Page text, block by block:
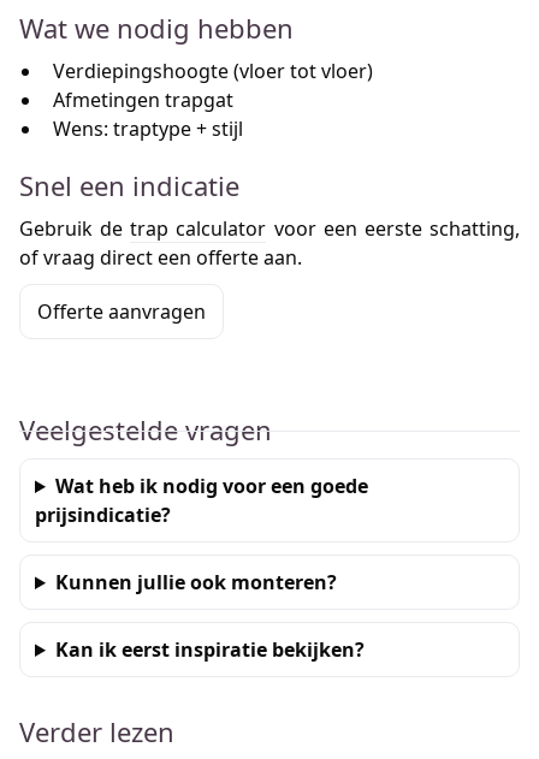
Wat we nodig hebben
Verdiepingshoogte (vloer tot vloer)
Afmetingen trapgat
Wens: traptype + stijl
Snel een indicatie
Gebruik detrap calculator voor een eerste schatting,
of vraag direct een offerte aan.
Offerte aanvragen
Veelgestelde vragen
Wat heb ik nodig voor een goede
prijsindicatie?
Kunnen jullie ook monteren?
Kan ik eerst inspiratie bekijken?
Verder lezen